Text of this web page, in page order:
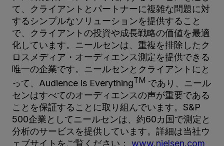
て、クライアントとパートナーに複雑な問題に対
するシンプルなソリューションを提供すること
で、クライアントの投資や成長戦略の価値を最適
化しています。ニールセンは、重複を排除したク
ロスメディア・オーディエンス測定を提供できる
唯一の企業です。ニールセンとクライアントにと
って、Audience is EverythingTM であり、ニール
センはすべてのオーディエンスの声が重要である
ことを保証することに取り組んでいます。S&P
500企業としてニールセンは、約60カ国で測定と
分析のサービスを提供しています。詳細は当社ウ
ェブサイトをご覧ください： www.nielsen.com